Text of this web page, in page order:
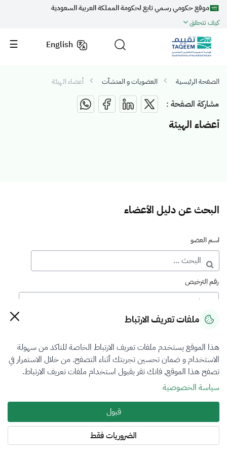
موقع حكومي رسمي تابع لحكومة المملكة العربية السعودية
كيف تتحقق
English
الصفحة الرئيسية العضويات و المنشآت أعضاء الهيئة
مشاركة الصفحة :
أعضاء الهيئة
البحث عن دليل الأعضاء
اسم العضو
رقم الترخيص
رقم العضوية
فرع التقييم
المنشآت الاقتصادية
نوع العضوية
أساسي
المنطقة
ملفات تعريف الارتباط
هذا الموقع يستخدم ملفات تعريف الارتباط الخاصة للتاكد من سهولة
الاستخدام و ضمان تحسين تجربتك أثناء التصفح. من خلال الاستمرار في
تصفح هذا الموقع, فانك تقر بقبول استخدام ملفات تعريف الارتباط.
سياسة الخصوصية
قبول
الضروريات فقط